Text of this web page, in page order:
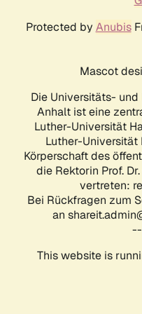
Protected by Anubis
Mascot
Die Universitäts-
Anhalt ist eine
Luther-Universität
Luther-
Körperschaft des
die Rektorin Prof.
vertreten:
Bei Rückfragen zum
an
--
This website is